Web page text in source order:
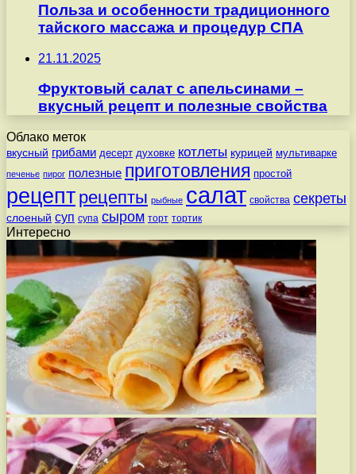
Польза и особенности традиционного
тайского массажа и процедур СПА
21.11.2025
Фруктовый салат с апельсинами –
вкусный рецепт и полезные свойства
Облако меток
вкусный грибами десерт духовке котлеты курицей мультиварке
печенье пирог полезные приготовления простой
рецепт рецепты рыбные салат свойства секреты
слоеный суп супа сыром торт тортик
Интересно